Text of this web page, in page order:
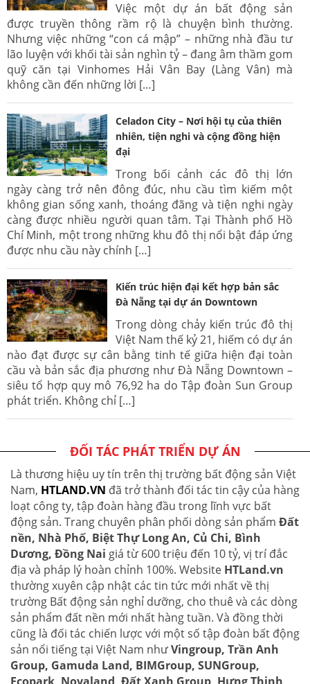
Việc một dự án bất động sản
được truyền thông rầm rộ là chuyện bình thường.
Nhưng việc những “con cá mập” – những nhà đầu tư
lão luyện với khối tài sản nghìn tỷ – đang âm thầm gom
quỹ căn tại Vinhomes Hải Vân Bay (Làng Vân) mà
không cần đến những lời […]
Celadon City – Nơi hội tụ của thiên
nhiên, tiện nghi và cộng đồng hiện
đại
Trong bối cảnh các đô thị lớn
ngày càng trở nên đông đúc, nhu cầu tìm kiếm một
không gian sống xanh, thoáng đãng và tiện nghi ngày
càng được nhiều người quan tâm. Tại Thành phố Hồ
Chí Minh, một trong những khu đô thị nổi bật đáp ứng
được nhu cầu này chính […]
Kiến trúc hiện đại kết hợp bản sắc
Đà Nẵng tại dự án Downtown
Trong dòng chảy kiến trúc đô thị
Việt Nam thế kỷ 21, hiếm có dự án
nào đạt được sự cân bằng tinh tế giữa hiện đại toàn
cầu và bản sắc địa phương như Đà Nẵng Downtown –
siêu tổ hợp quy mô 76,92 ha do Tập đoàn Sun Group
phát triển. Không chỉ […]
ĐỐI TÁC PHÁT TRIỂN DỰ ÁN
Là thương hiệu uy tín trên thị trường bất động sản Việt
Nam, HTLAND.VN đã trở thành đối tác tin cậy của hàng
loạt công ty, tập đoàn hàng đầu trong lĩnh vực bất
động sản. Trang chuyên phân phối dòng sản phẩm Đất
nền, Nhà Phố, Biệt Thự Long An, Củ Chi, Bình
Dương, Đồng Nai giá từ 600 triệu đến 10 tỷ, vị trí đắc
địa và pháp lý hoàn chỉnh 100%. Website HTLand.vn
thường xuyên cập nhật các tin tức mới nhất về thị
trường Bất động sản nghỉ dưỡng, cho thuê và các dòng
sản phẩm đất nền mới nhất hàng tuần. Và đồng thời
cũng là đối tác chiến lược với một số tập đoàn bất động
sản nổi tiếng tại Việt Nam nhưVingroup, Trần Anh
Group, Gamuda Land, BIMGroup, SUNGroup,
Ecopark, Novaland, Đất Xanh Group, Hưng Thịnh